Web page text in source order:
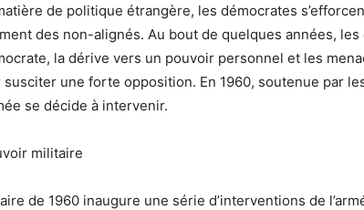
de politique étrangère, les démocrates
des non-alignés. Au bout de quelques années, les
la dérive vers un pouvoir personnel et les
une forte opposition. En 1960, soutenue par
se décide à intervenir.
militaire
de 1960 inaugure une série d’interventions de